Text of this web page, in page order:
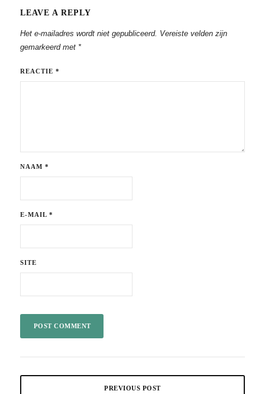
LEAVE A REPLY
Het e-mailadres wordt niet gepubliceerd. Vereiste velden zijn
gemarkeerd met *
REACTIE *
NAAM *
E-MAIL *
SITE
PREVIOUS POST